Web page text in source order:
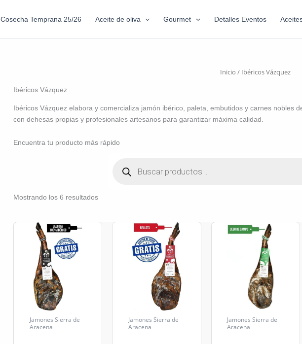
Cosecha Temprana 25/26 Aceite de oliva Gourmet Detalles Eventos
Inicio / Ibéricos Vázquez
Ibéricos Vázquez
Ibéricos Vázquez elabora y comercializa jamón ibérico, paleta, embutidos y carnes nobles
con dehesas propias y profesionales artesanos para garantizar máxima calidad.
Encuentra tu producto más rápido
Mostrando los 6 resultados
Jamones Sierra de
Aracena
Jamones Sierra de
Aracena
Jamones Sierra de
Aracena